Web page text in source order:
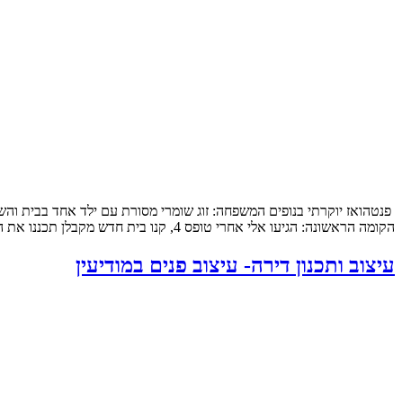
הקומה הראשונה: הגיעו אלי אחרי טופס 4, קנו בית חדש מקבלן תכננו את המטבח והבינו שלשאר הם חייבים תכנון מקצועי, תכנון […]
עיצוב ותכנון דירה- עיצוב פנים במודיעין